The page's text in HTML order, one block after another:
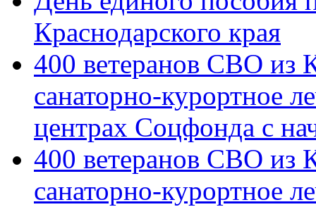
Краснодарского края
400 ветеранов СВО из
санаторно-курортное
центрах Соцфонда с
400 ветеранов СВО из
санаторно-курортное